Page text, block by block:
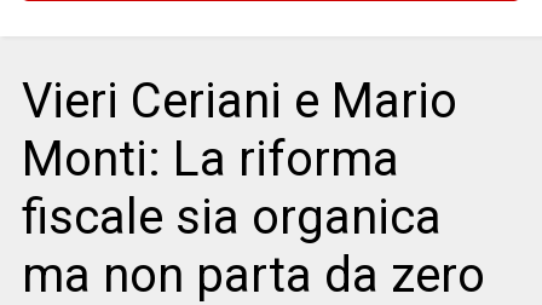
Vieri Ceriani e Mario
Monti: La riforma
fiscale sia organica
ma non parta da zero